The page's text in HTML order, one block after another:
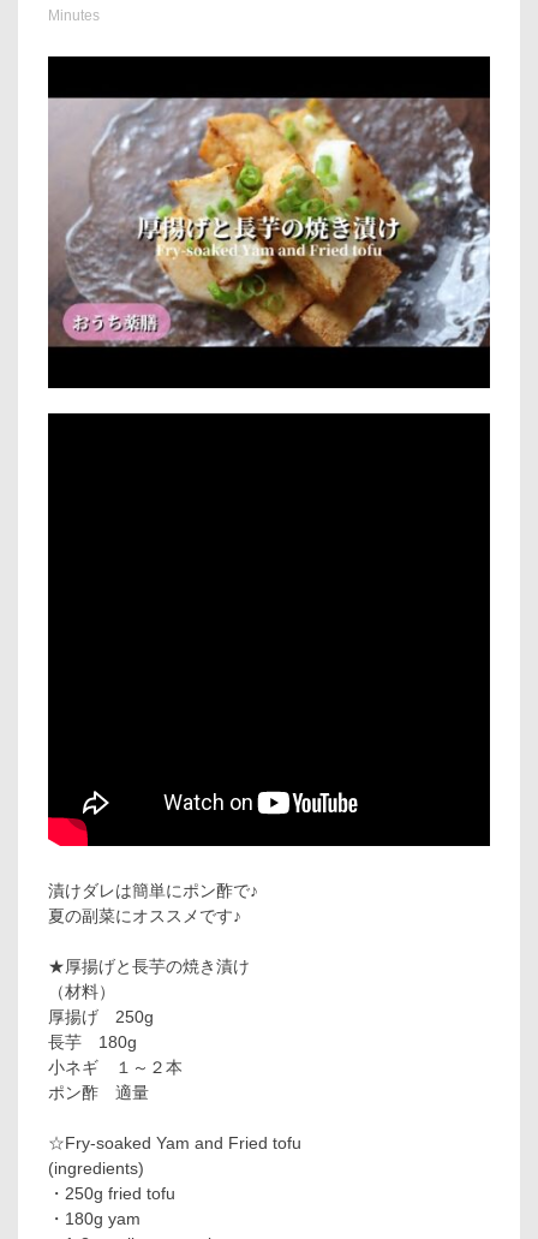
Minutes
漬けダレは簡単にポン酢で♪
夏の副菜にオススメです♪
★厚揚げと長芋の焼き漬け
（材料）
厚揚げ 250g
長芋 180g
小ネギ １～２本
ポン酢 適量
☆Fry-soaked Yam and Fried tofu
(ingredients)
・250g fried tofu
・180g yam